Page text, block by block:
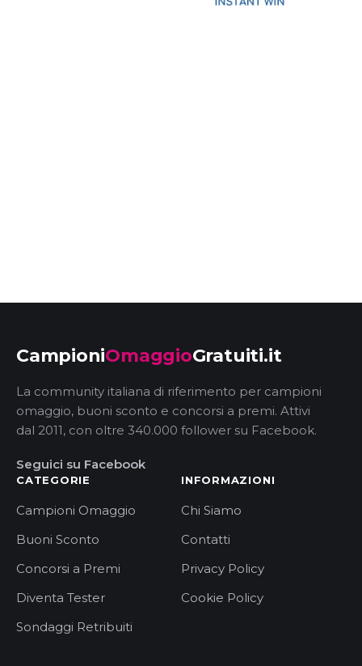
CampioniOmaggioGratuiti.it
La community italiana di riferimento per campioni
omaggio, buoni sconto e concorsi a premi. Attivi
dal 2011, con oltre 340.000 follower su Facebook.
Seguici su Facebook
CATEGORIE
Campioni Omaggio
Buoni Sconto
Concorsi a Premi
Diventa Tester
Sondaggi Retribuiti
INFORMAZIONI
Chi Siamo
Contatti
Privacy Policy
Cookie Policy